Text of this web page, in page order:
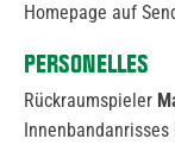
Homepage auf
PERSONELLES
Rückraumspieler